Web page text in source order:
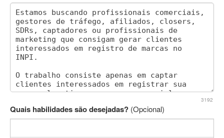
3192
Quais habilidades são desejadas? (Opcional)